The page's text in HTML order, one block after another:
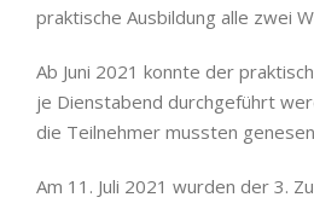
praktische Ausbildung alle zwei
Ab Juni 2021 konnte der
je Dienstabend durchgeführt
die Teilnehmer mussten
Am 11. Juli 2021 wurden der 3.